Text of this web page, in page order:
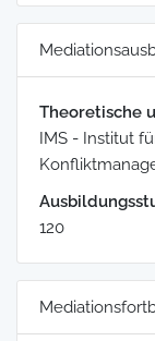
Theoretische
IMS - Institut
120